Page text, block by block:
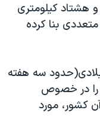
هشتاد کیلومتری
بنا کرده
سه هفته
را در خصوص
کشور، مورد